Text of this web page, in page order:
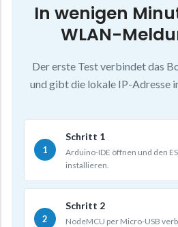
In wenigen
WLAN-
Der erste Test verbindet das
und gibt die lokale IP-Adresse
Schritt 1
Arduino-IDE öffnen und den
installieren.
Schritt 2
NodeMCU per Micro-USB